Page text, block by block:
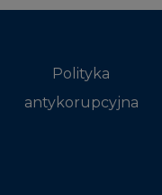
Polityka
antykorupcyjna